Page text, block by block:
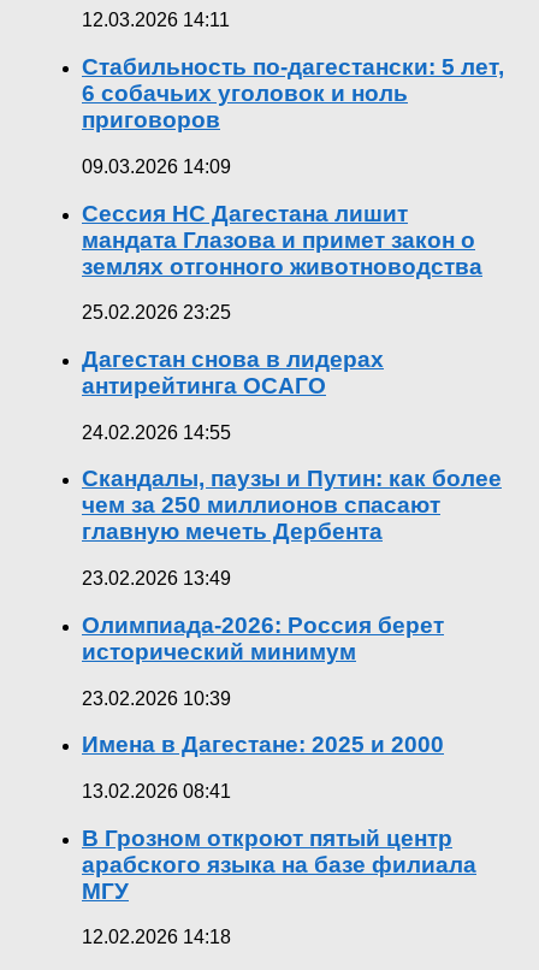
12.03.2026 14:11
Стабильность по-дагестански: 5 лет,
6 собачьих уголовок и ноль
приговоров
09.03.2026 14:09
Сессия НС Дагестана лишит
мандата Глазова и примет закон о
землях отгонного животноводства
25.02.2026 23:25
Дагестан снова в лидерах
антирейтинга ОСАГО
24.02.2026 14:55
Скандалы, паузы и Путин: как более
чем за 250 миллионов спасают
главную мечеть Дербента
23.02.2026 13:49
Олимпиада-2026: Россия берет
исторический минимум
23.02.2026 10:39
Имена в Дагестане: 2025 и 2000
13.02.2026 08:41
В Грозном откроют пятый центр
арабского языка на базе филиала
МГУ
12.02.2026 14:18